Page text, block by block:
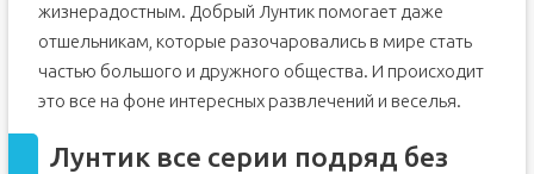
жизнерадостным. Добрый Лунтик помогает даже
отшельникам, которые разочаровались в мире стать
частью большого и дружного общества. И происходит
это все на фоне интересных развлечений и веселья.
Лунтик все серии подряд без